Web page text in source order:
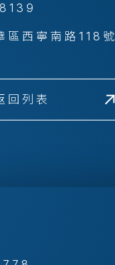
區西寧南路118號
回列表